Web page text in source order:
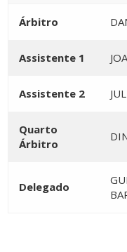
Árbitro
Assistente 1
Assistente 2
Quarto
Árbitro
Delegado